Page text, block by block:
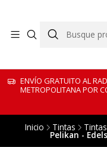
ENVÍO GRATUITO AL
METROPOLITANA POR
Inicio Tintas
Pelikan -